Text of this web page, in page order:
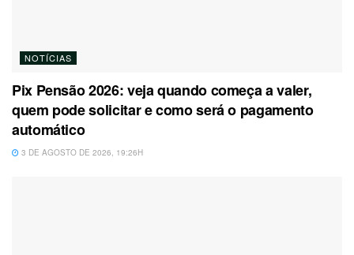
NOTÍCIAS
Pix Pensão 2026: veja quando começa a valer,
quem pode solicitar e como será o pagamento
automático
3 DE AGOSTO DE 2026, 19:26H